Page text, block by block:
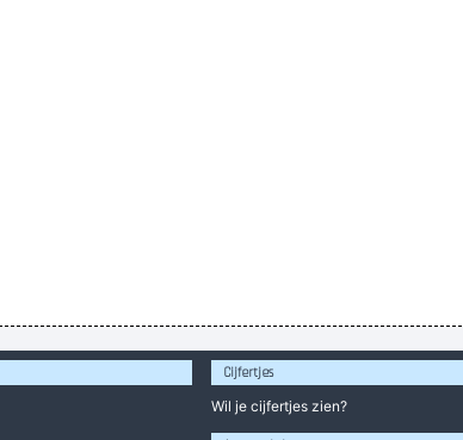
Cijfertjes
Wil je cijfertjes zien?